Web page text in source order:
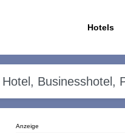
Hotels
Anzeige